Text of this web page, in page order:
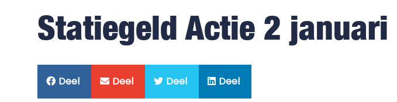
Statiegeld Actie 2
Deel Deel Deel Deel